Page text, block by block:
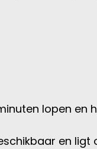
lopen en
en ligt